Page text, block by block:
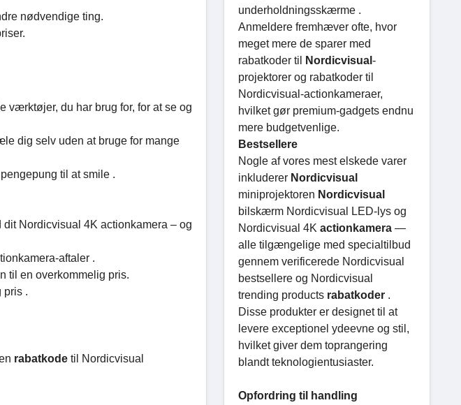
nødvendige ting.
værktøjer, du har brug for, for at se og
dig selv uden at bruge for mange
til at smile .
dit Nordicvisual 4K actionkamera – og
aftaler .
til en overkommelig pris.
pris .
rabatkode til Nordicvisual
underholdningsskærme .
Anmeldere fremhæver ofte, hvor
meget mere de sparer med
rabatkoder til
Nordicvisual -
projektorer og rabatkoder til
Nordicvisual-actionkameraer,
hvilket gør premium-gadgets endnu
mere budgetvenlige.
Bestsellere
Nogle af vores mest elskede varer
inkluderer Nordicvisual
miniprojektoren Nordicvisual
bilskærm Nordicvisual LED-lys og
Nordicvisual 4K actionkamera —
alle tilgængelige med specialtilbud
gennem verificerede Nordicvisual
bestsellere og Nordicvisual
trending products rabatkoder .
Disse produkter er designet til at
levere exceptionel ydeevne og stil,
hvilket giver dem toprangering
blandt teknologientusiaster.
Opfordring til handling